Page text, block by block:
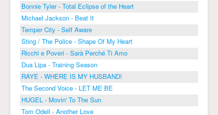
Bonnie Tyler - Total Eclipse of the Heart
Michael Jackson - Beat It
Temper City - Self Aware
Sting / The Police - Shape Of My Heart
Ricchi e Poveri - Sarà Perché Ti Amo
Dua Lipa - Training Season
RAYE - WHERE IS MY HUSBAND!
The Second Voice - LET ME BE
HUGEL - Movin' To The Sun
Tom Odell - Another Love